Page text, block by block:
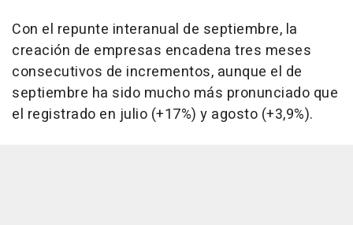
Con el repunte interanual de septiembre, la
creación de empresas encadena tres meses
consecutivos de incrementos, aunque el de
septiembre ha sido mucho más pronunciado que
el registrado en julio (+17%) y agosto (+3,9%).